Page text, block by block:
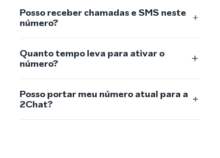
Posso receber chamadas e SMS neste
número?
Quanto tempo leva para ativar o
número?
Posso portar meu número atual para a
2Chat?